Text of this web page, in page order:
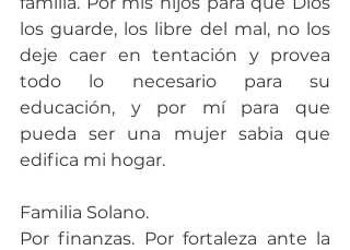
los guarde, los libre del mal, no los
deje caer en tentación y provea
todo lo necesario para su
educación, y por mí para que
pueda ser una mujer sabia que
edifica mi hogar.
Familia Solano.
Por finanzas. Por fortaleza ante la